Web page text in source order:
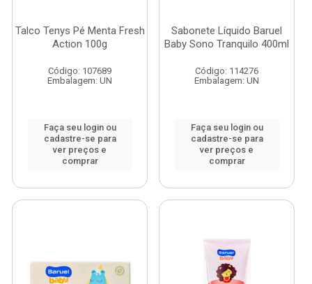
Talco Tenys Pé Menta Fresh
Action 100g
Código: 107689
Embalagem: UN
Faça seu login ou
cadastre-se para
ver preços e
comprar
Sabonete Líquido Baruel
Baby Sono Tranquilo 400ml
Código: 114276
Embalagem: UN
Faça seu login ou
cadastre-se para
ver preços e
comprar